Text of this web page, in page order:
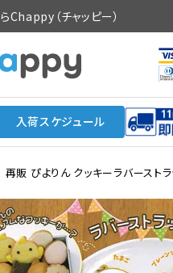
Chappy（チャッピー）
入荷スケジュール
会員登録
をチェック
再販 ぴよりん クッキーラバースト